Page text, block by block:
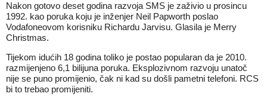
Nakon gotovo deset godina razvoja SMS je zaživio u prosincu
1992. kao poruka koju je inženjer Neil Papworth poslao
Vodafoneovom korisniku Richardu Jarvisu. Glasila je Merry
Christmas.
Tijekom idućih 18 godina toliko je postao popularan da je 2010.
razmijenjeno 6,1 bilijuna poruka. Eksplozivnom razvoju unatoč
nije se puno promijenio, čak ni kad su došli pametni telefoni. RCS
bi to trebao promijeniti.